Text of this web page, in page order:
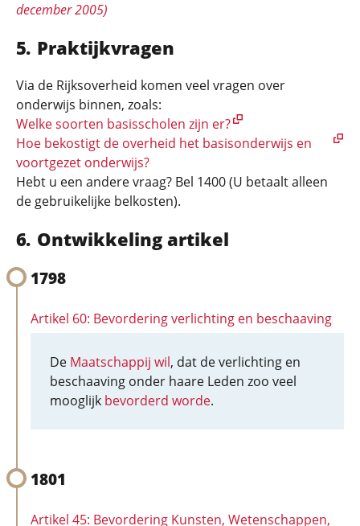
december 2005)
Praktijkvragen
Via de Rijksoverheid komen veel vragen over
onderwijs binnen, zoals:
Welke soorten basisscholen zijn er?
Hoe bekostigt de overheid het basisonderwijs en
voortgezet onderwijs?
Hebt u een andere vraag? Bel 1400 (U betaalt alleen
de gebruikelijke belkosten).
Ontwikkeling artikel
1798
Artikel 60: Bevordering verlichting en beschaaving
De Maatschappij wil, dat de verlichting en
beschaaving onder haare Leden zoo veel
mooglijk bevorderd worde.
1801
Artikel 45: Bevordering Kunsten, Wetenschappen,